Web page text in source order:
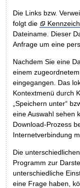
Die Links bzw.
folgt die
Dateiname. Dieser
Anfrage um eine
Nachdem Sie eine
einem
eingegangen. Das
Kontextmenü durch
„Speichern unter“
eine Auswahl sehen
Download-Prozess
Internetverbindung
Die
Programm zur
unterschiedliche
eine Frage haben,